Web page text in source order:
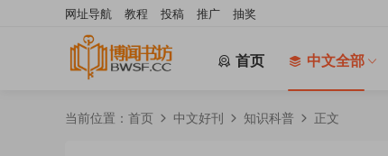
首页 中文全部
网址导航 教程 投稿 推广 抽奖
当前位置： 首页 中文好刊 知识科普 正文